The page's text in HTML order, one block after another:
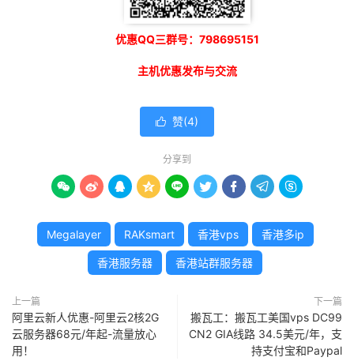
优惠QQ三群号：798695151
主机优惠发布与交流
 赞(4)
分享到
        
Megalayer RAKsmart 香港vps 香港多ip
香港服务器 香港站群服务器
上一篇
阿里云新人优惠-阿里云2核2G
云服务器68元/年起-流量放心
用！
下一篇
搬瓦工：搬瓦工美国vps DC99
CN2 GIA线路 34.5美元/年，支
持支付宝和Paypal